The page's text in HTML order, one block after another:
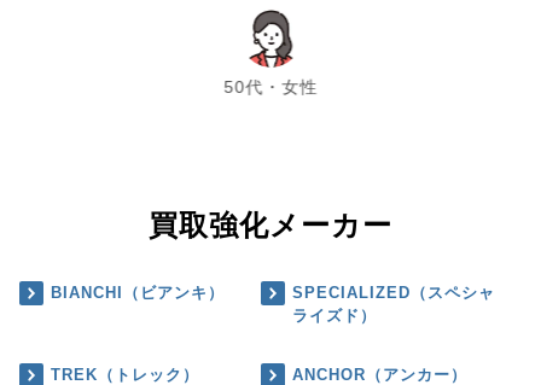
50代・女性
chevron_left chevron_right
買取強化メーカー
BIANCHI（ビアンキ）
SPECIALIZED（スペシャ
ライズド）
TREK（トレック） ANCHOR（アンカー）